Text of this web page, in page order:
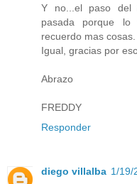
Y no...el paso del
pasada porque
recuerdo mas cosas.
Igual, gracias por
Abrazo
FREDDY
Responder
diego villalba 1/19/